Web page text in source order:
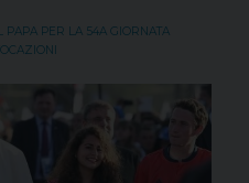
PAPA PER LA 54A GIORNATA